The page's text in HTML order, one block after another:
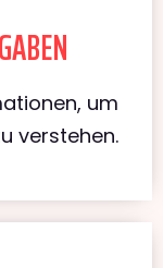
um
verstehen.